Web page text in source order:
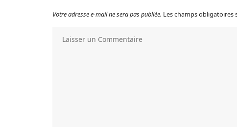
Votre adresse e-mail ne sera pas publiée. Les champs obligatoires